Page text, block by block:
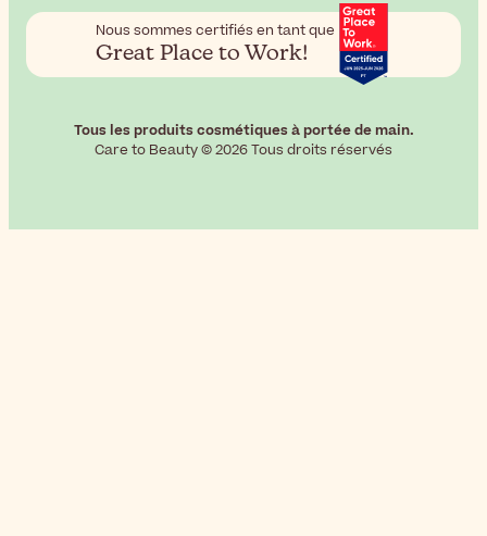
Nous sommes certifiés en tant que
Great Place to Work!
Tous les produits cosmétiques à portée de main.
Care to Beauty © 2026 Tous droits réservés